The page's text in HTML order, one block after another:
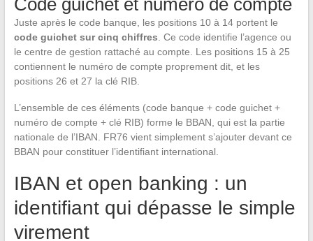
Code guichet et numéro de compte
Juste après le code banque, les positions 10 à 14 portent le
code guichet sur cinq chiffres. Ce code identifie l’agence ou
le centre de gestion rattaché au compte. Les positions 15 à 25
contiennent le numéro de compte proprement dit, et les
positions 26 et 27 la clé RIB.
L’ensemble de ces éléments (code banque + code guichet +
numéro de compte + clé RIB) forme le BBAN, qui est la partie
nationale de l’IBAN. FR76 vient simplement s’ajouter devant ce
BBAN pour constituer l’identifiant international.
IBAN et open banking : un
identifiant qui dépasse le simple
virement